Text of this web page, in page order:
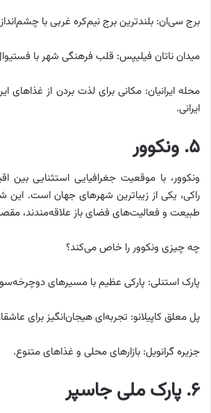
برج سی‌ان: بلندترین برج نیم‌کره غربی با چشم‌اندازی ۳۶۰ درجه از
میدان ناتان فیلیپس: قلب فرهنگی شهر با
محله ایرانیان: مکانی برای لذت بردن از غذاهای
ایرانی.
۵. ونکوور
ونکوور، با موقعیت جغرافیایی استثنایی بین
راکی، یکی از زیباترین شهرهای جهان است. این
طبیعت و فعالیت‌های فضای باز علاقه‌مندند،
چه چیزی ونکوور را خاص می‌کند؟
پارک استنلی: پارکی عظیم با مسیرهای
پل معلق کاپیلانو: تجربه‌ای هیجان‌انگیز برای
جزیره گرانویل: بازارهای محلی و غذاهای متنوع.
۶. پارک ملی جاسپر